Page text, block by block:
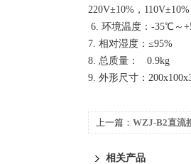
220V±10%，
6. 环境温度：-35℃～
7. 相对湿度：≤95%
8. 总质量： 0.9kg
9. 外形尺寸：
上一篇： WZJ-B2直流
相关产品